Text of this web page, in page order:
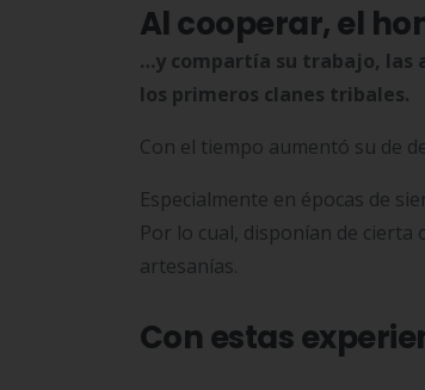
Al cooperar, el
…y compartía su trabajo, las
los primeros clanes tribales.
Con el tiempo aumentó su de
Especialmente en épocas de
Por lo cual, disponían de
artesanías.
Con estas